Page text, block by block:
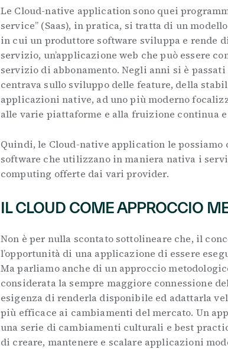
Le Cloud-native application sono quei
service” (Saas), in pratica, si tratta di un
in cui un produttore software sviluppa e rende
servizio, un’applicazione web che può essere
servizio di abbonamento. Negli anni si è
centrava sullo sviluppo delle feature, della
applicazioni native, ad uno più moderno
alle varie piattaforme e alla fruizione continua
Quindi, le Cloud-native application le
software che utilizzano in maniera nativa i
computing offerte dai vari provider.
IL CLOUD COME APPROCCIO
Non è per nulla scontato sottolineare che, il
l’opportunità di una applicazione di essere
Ma parliamo anche di un approccio
considerata la sempre maggiore connessione
esigenza di renderla disponibile ed adattarla
più efficace ai cambiamenti del mercato. Un
una serie di cambiamenti culturali e best
di creare, mantenere e scalare applicazioni